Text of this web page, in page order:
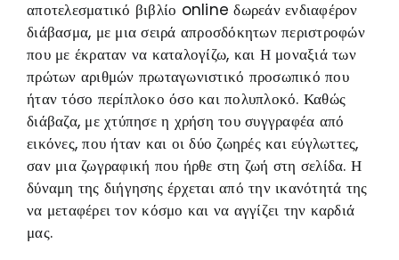
αποτελεσματικό βιβλίο online δωρεάν ενδιαφέρον
διάβασμα, με μια σειρά απροσδόκητων περιστροφών
που με έκραταν να καταλογίζω, και Η μοναξιά των
πρώτων αριθμών πρωταγωνιστικό προσωπικό που
ήταν τόσο περίπλοκο όσο και πολυπλοκό. Καθώς
διάβαζα, με χτύπησε η χρήση του συγγραφέα από
εικόνες, που ήταν και οι δύο ζωηρές και εύγλωττες,
σαν μια ζωγραφική που ήρθε στη ζωή στη σελίδα. Η
δύναμη της διήγησης έρχεται από την ικανότητά της
να μεταφέρει τον κόσμο και να αγγίζει την καρδιά
μας.